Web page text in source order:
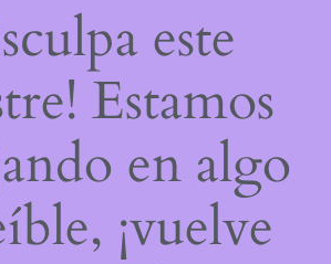
este
Estamos
en algo
¡vuelve